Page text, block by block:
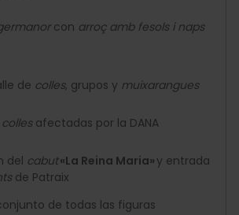
con arroç amb fesols i naps
de colles, grupos y muixarangues
collesafectadas por la DANA
del cabut«La Reina Maria» y entrada
de Patraix
de todas las figuras